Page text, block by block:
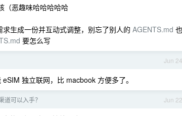
（恶趣味哈哈哈哈哈
生成一份并互动式调整，别忘了别人的 AGENTS.md 也
要怎么写
Jun 24
独立联网，比 macbook 方便多了。
Jun 22
道可以入手？